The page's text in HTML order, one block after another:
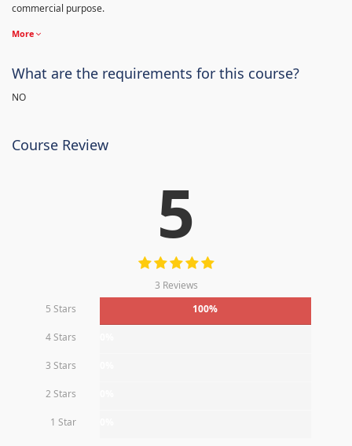
commercial purpose.
More
What are the requirements for this course?
NO
Course Review
5
3 Reviews
5 Stars
100%
4 Stars
3 Stars
2 Stars
1 Star